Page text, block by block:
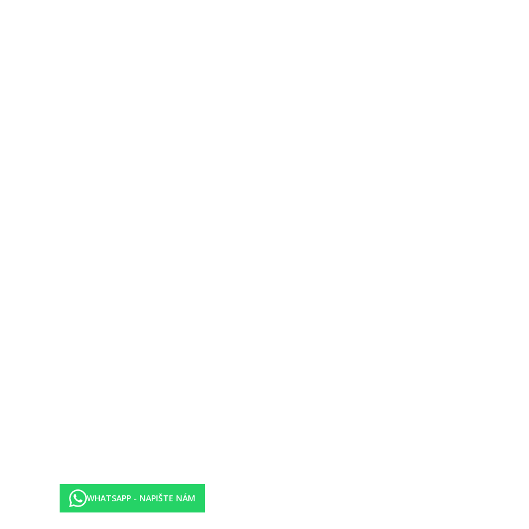
kreolská, asijská), 5 barů, bazén, butiky, konferenční místnost, služby rádelny, půjčovna aut, knihovna, fitness.
obývací část, klimatizace, ventilátor, minibar, trezor, DVD, Mac mini, TV/sat., telefon, kávovar, WiFi připojení, Nespresso kávovar, set na
uvedené vybavení):
villa)
bufetu.
a vybavení placené), tenisové kurty, kola, kajaky, windsurfing, šnorchlování
WHATSAPP - NAPIŠTE NÁM